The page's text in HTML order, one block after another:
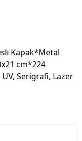
Kapak*Metal
cm*224
UV, Serigrafi, Lazer